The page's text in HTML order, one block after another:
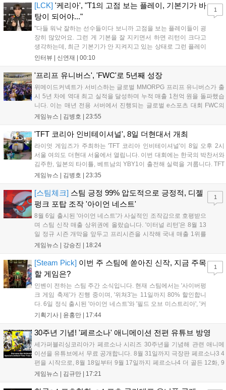
상 'Grand Theft Auto VI: An Extended Look'을 최초 공개할 계획
이다....
[LCK] '케리아', "T1의 고점 보는 플레이, 기본기가 바
탕이 되어야..."
"다들 워낙 잘하는 선수들이다 보니까 고점을 보는 플레이들이 굉
장히 많았어요. 그런 게 기본을 잘 지키면서 하면 리턴이 크다고
생각하는데, 최근 기본기가 안 지켜지고 있는 상태로 그런 플레이
를 추구하다 보니까 팀적으로 안 좋은 사고가 계속 많이 났던 것
LoL 챔피언스 코리아(LCK)'...
인터뷰 | 신연재 00:10
1
'프리프 유니버스', 'FWC'로 5년째 성장
위메이드커넥트가 서비스하는 글로벌 MMORPG 프리프 유니버스가 출
시 5년 차에 역대 최고 실적을 달성하며 누적 매출 1천억 원을 돌파했습
니다. 이는 매년 전용 서버에서 진행되는 글로벌 e스포츠 대회 FWC의
영향이 큽니다. FWC는 이용자가 동일한 조건에서 시즌을 함께 즐기는
대폭 상승하는 성과를 냈습니다. 오는 10월 필리핀 마닐라에서 총상금
11만 달러 규모의 제4회 FWC 그랜드 파이널이 개최될 예정이며, 위메
이드커넥트는 이를 통해 커뮤니티 중심의 장기 성장 모델을 지속할 방침
입니다....
게임뉴스 | 김병호 23:55
'TFT 코리아 인비테이셔널', 8일 더현대서 개최
라이엇 게임즈가 주최하는 'TFT 코리아 인비테이셔널'이 8일 오후 2시
서울 여의도 더현대 서울에서 열립니다. 이번 대회에는 한국의 박찬서와
김주한, 일본의 타이틀, 베트남의 YBY1이 출전해 실력을 겨룹니다. TFT
는 소속팀 없이 개인 자격으로 참가하는 독특한 대회 구조를 가지며, 누
17일까지 이어지는 이번 행사는 신규 세트 체험과 공연 등 다양한 즐길
거리를 제공하며, 이후 현대백화점 판교점에서도 행사가 이어질 예정입
니다. 연말에는 라스베이거스 오픈이 개최됩니다....
게임뉴스 | 김병호 23:35
[스팀체크] 스팀 긍정 99% 압도적으로 긍정적, 디젤
펑크 포탑 조작 '아이언 네스트'
8월 6일 출시된 '아이언 네스트'가 사실적인 조작감으로 호평받으
며 스팀 신작 매출 상위권에 올랐습니다. '이터널 리턴'은 8월 13
일 정규 시즌 개막을 앞두고 프리시즌을 시작해 국내 매출 1위를
기록했습니다. 25주년을 맞은 '고스트 리콘' 시리즈는 8월 6일 쇼
'마블 투혼: 파이팅 소울즈'와 레트로 수리 시뮬레이션 '리스토
리'도 스팀에 정식 출시되었습니다....
게임뉴스 | 강승진 18:24
1
[Steam Pick] 이번 주 스팀에 쏟아진 신작, 지금 주목
할 게임은?
인벤이 전하는 스팀 주간 소식입니다. 현재 스팀에서는 '사이버펑
크 게임 축제'가 진행 중이며, '위쳐3'는 11일까지 80% 할인합니
다. 6일 정식 출시된 '아이언 네스트'와 '필드 오브 미스트리아', '커
세어 코브'가 호평받고 있습니다. 한편, 7일 출시된 '마블 투혼'은
다. 유비소프트의 '고스트리콘: 와일드랜드'는 7년 만의 대규모 업
데이트 '라스트 라이츠'와 함께 95% 할인 중입니다....
기획기사 | 윤홍만 17:44
1
30주년 기념! '페르소나' 애니메이션 전편 유튜브 방영
세가퍼블리싱코리아가 페르소나 시리즈 30주년을 기념해 관련 애니메
이션을 유튜브에서 무료 공개합니다. 8월 31일까지 극장판 페르소나3 4
편을 시작으로, 8월 18일부터 9월 17일까지 페르소나4 더 골든 12화, 9
월 15일부터 10월 14일까지 페르소나5 시리즈가 순차 공개됩니다. 또한
게임뉴스 | 김규만 17:21